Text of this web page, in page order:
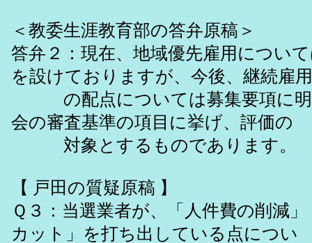
＜教委生涯教育部の答弁原稿＞
答弁２：現在、地域優先雇用につい
を設けておりますが、今後、継続雇用
の配点については募集要項に明
会の審査基準の項目に挙げ、評価の
対象とするものであります。
【 戸田の質疑原稿 】
Ｑ３：当選業者が、「人件費の削減
カット」を打ち出している点につい